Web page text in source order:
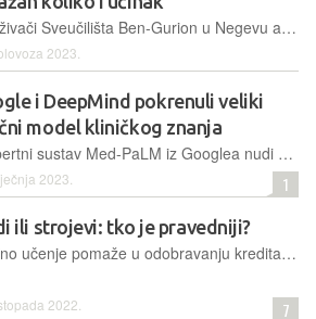
Istraživači Sveučilišta Ben-Gurion u Negevu analizirali su podatke izraelske nogometne lige i izmjerili kako igrači utječu jedni na druge
2023.
i DeepMind pokrenuli veliki
model kliničkog znanja
Ekspertni sustav Med-PaLM iz Googlea nudi odgovore na medicinska pitanja na razini procjena kvalificiranih medicinskih stručnjaka i bolje točnosti od Flan-PaLM-a
2023. 1
ili strojevi: tko je pravedniji?
Strojno učenje pomaže u odobravanju kredita, davanju posla, odlučuje i tko će u zatvor. Ali kad je riječ o odlukama koje nam mogu promijeniti život, mogu li računala donijeti poštenu odluku?
2022. 7